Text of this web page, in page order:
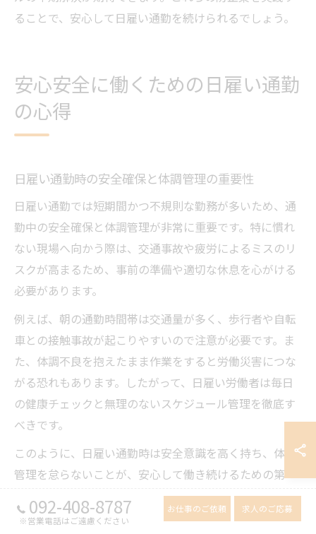
ることで、安心して日雇い通勤を続けられるでしょう。
安心安全に働くための日雇い通勤
の心得
日雇い通勤時の安全確保と体調管理の重要性
日雇い通勤では短期間かつ不規則な勤務が多いため、通
勤中の安全確保と体調管理が非常に重要です。特に慣れ
ない現場へ向かう際は、交通事故や疲労によるミスのリ
スクが高まるため、事前の準備や適切な休息を心がける
必要があります。
例えば、朝の通勤時間帯は交通量が多く、歩行者や自転
車との接触事故が起こりやすいので注意が必要です。ま
た、体調不良を抱えたまま作業をすると労働災害につな
がる恐れもあります。したがって、日雇い労働者は毎日
の健康チェックと無理のないスケジュール管理を徹底す
べきです。
このように、日雇い通勤時は安全意識を高く持ち、体調
管理を怠らないことが、安心して働き続けるための第一
092-408-8787
※営業電話はご遠慮ください
お仕事のご依頼 求人のご応募